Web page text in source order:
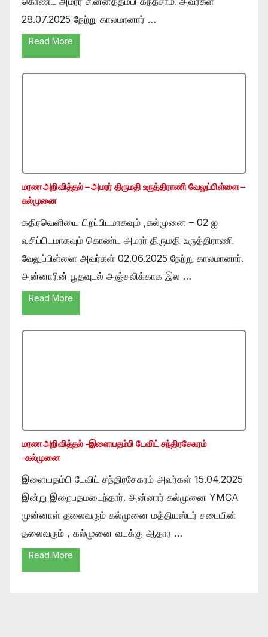
28.07.2025 நேற்று காலமானார் …
Read More
மரண அறிவித்தல் – அமரர் திருமதி உருத்திராணி வேலுப்பிள்ளை –
கல்முனை
கதிரவெளியை பிறப்பிடமாகவும் ,கல்முனை – 02 ஐ
வசிப்பிடமாகவும் கொண்ட அமரர் திருமதி உருத்திராணி
வேலுப்பிள்ளை அவர்கள் 02.06.2025 நேற்று காலமானார்.
அன்னாரின் பூதவுடல் அஞ்சலிக்காக இல …
Read More
மரண அறிவித்தல் -இளையதம்பி டேவிட் சந்திரசேகரம்
-கல்முனை
இளையதம்பி டேவிட் சந்திரசேகரம் அவர்கள் 15.04.2025
இன்று இறைபதமடைந்தார். அன்னார் கல்முனை YMCA
முன்னாள் தலைவரும் கல்முனை மத்தியஸ்டர் சபையின்
தலைவரும் , கல்முனை வடக்கு ஆதார …
Read More